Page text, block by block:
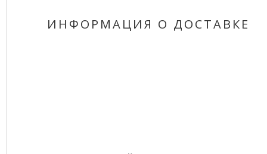
ИНФОРМАЦИЯ О ДОСТАВКЕ